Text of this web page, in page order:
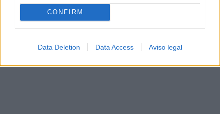
CONFIRM
Data Deletion Data Access Aviso legal